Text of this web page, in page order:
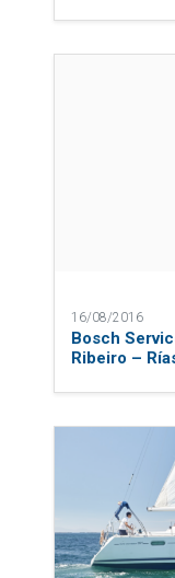
16/08/2016
Bosch
Ribeiro –